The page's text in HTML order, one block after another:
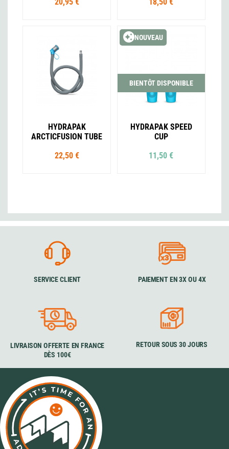
HYDRAPAK
ARCTICFUSION TUBE
22,50 €
BIENTÔT DISPONIBLE
NOUVEAU
HYDRAPAK SPEED
CUP
11,50 €
SERVICE CLIENT PAIEMENT EN 3X OU 4X
LIVRAISON OFFERTE EN FRANCE
DÈS 100€
RETOUR SOUS 30 JOURS